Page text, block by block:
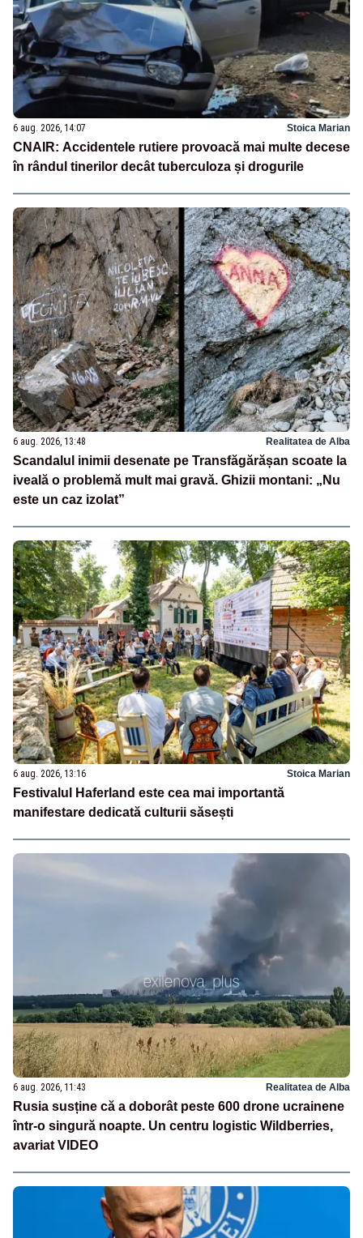
6 aug. 2026, 14:07 Stoica Marian
CNAIR: Accidentele rutiere provoacă mai multe decese
în rândul tinerilor decât tuberculoza și drogurile
6 aug. 2026, 13:48 Realitatea de Alba
Scandalul inimii desenate pe Transfăgărășan scoate la
iveală o problemă mult mai gravă. Ghizii montani: „Nu
este un caz izolat”
6 aug. 2026, 13:16 Stoica Marian
Festivalul Haferland este cea mai importantă
manifestare dedicată culturii săsești
6 aug. 2026, 11:43 Realitatea de Alba
Rusia susține că a doborât peste 600 drone ucrainene
într-o singură noapte. Un centru logistic Wildberries,
avariat VIDEO